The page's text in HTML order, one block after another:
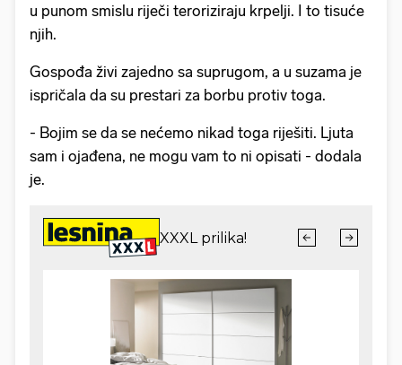
u punom smislu riječi teroriziraju krpelji. I to tisuće
njih.
Gospođa živi zajedno sa suprugom, a u suzama je
ispričala da su prestari za borbu protiv toga.
- Bojim se da se nećemo nikad toga riješiti. Ljuta
sam i ojađena, ne mogu vam to ni opisati - dodala
je.